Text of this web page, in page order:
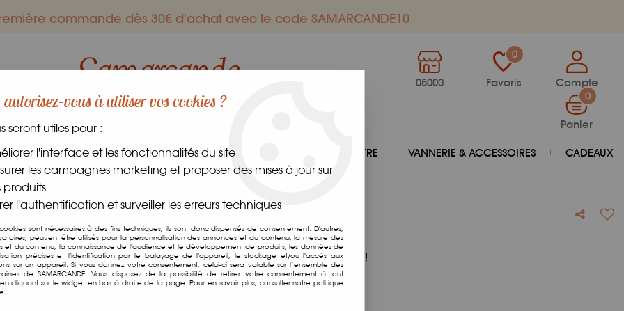
commande dès 30€ d'achat avec le code SAMARCANDE10
05000
0
Favoris Compte
0
Panier
GOURMANDS DANS LE MONDE FRAIS BIEN-ÊTRE VANNERIE & ACCESSOIRES CADEAUX
>Safran Pistil
Safran Pistil
Soyez le premier à donner votre avis !
7,15 €TTC
vous à utiliser vos cookies ?
seront utiles pour :
l'interface et les fonctionnalités du site
les campagnes marketing et proposer des mises à jour sur
produits
l'authentification et surveiller les erreurs techniques
sont nécessaires à des fins techniques, ils sont donc dispensés de consentement. D'autres,
peuvent être utilisés pour la personnalisation des annonces et du contenu, la mesure des
et du contenu, la connaissance de l'audience et le développement de produits, les données de
précises et l'identification par le balayage de l'appareil, le stockage et/ou l'accès aux
sur un appareil. Si vous donnez votre consentement, celui-ci sera valable sur l’ensemble des
de SAMARCANDE. Vous disposez de la possibilité de retirer votre consentement à tout
cliquant sur le widget en bas à droite de la page. Pour en savoir plus, consulter notre politique